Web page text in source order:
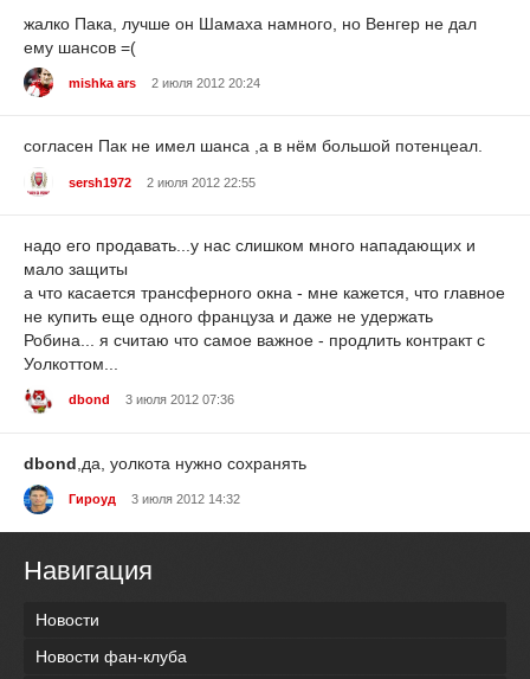
жалко Пака, лучше он Шамаха намного, но Венгер не дал
ему шансов =(
mishka ars 2 июля 2012 20:24
согласен Пак не имел шанса ,а в нём большой потенцеал.
sersh1972 2 июля 2012 22:55
надо его продавать...у нас слишком много нападающих и
мало защиты
а что касается трансферного окна - мне кажется, что главное
не купить еще одного француза и даже не удержать
Робина... я считаю что самое важное - продлить контракт с
Уолкоттом...
dbond 3 июля 2012 07:36
dbond ,да, уолкота нужно сохранять
Гироуд 3 июля 2012 14:32
Навигация
Новости
Новости фан-клуба